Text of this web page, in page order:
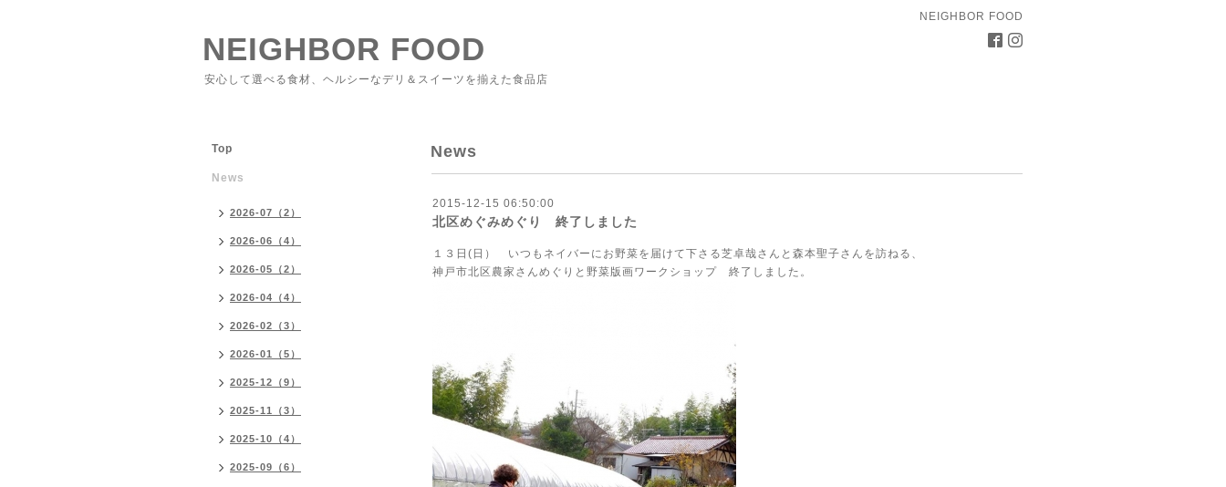
NEIGHBOR FOOD
NEIGHBOR FOOD
安心して選べる食材、ヘルシーなデリ＆スイーツを揃えた食品店
News
2015-12-15 06:50:00
北区めぐみめぐり 終了しました
１３日(日） いつもネイバーにお野菜を届けて下さる芝卓哉さんと森本聖子さんを訪ねる、
神戸市北区農家さんめぐりと野菜版画ワークショップ 終了しました。
Top
News
2026-07（2）
2026-06（4）
2026-05（2）
2026-04（4）
2026-02（3）
2026-01（5）
2025-12（9）
2025-11（3）
2025-10（4）
2025-09（6）